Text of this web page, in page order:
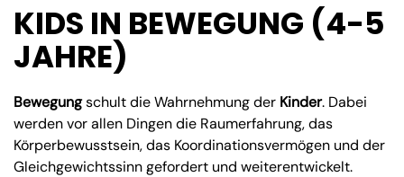
KIDS IN BEWEGUNG (4-5
JAHRE)
Bewegungschult die Wahrnehmung der Kinder. Dabei
werden vor allen Dingen die Raumerfahrung, das
Körperbewusstsein, das Koordinationsvermögen und der
Gleichgewichtssinn gefordert und weiterentwickelt.